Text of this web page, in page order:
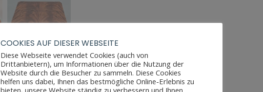
COOKIES AUF DIESER WEBSEITE
Diese Webseite verwendet Cookies (auch von
Drittanbietern), um Informationen über die Nutzung der
Website durch die Besucher zu sammeln. Diese Cookies
helfen uns dabei, Ihnen das bestmögliche Online-Erlebnis zu
bieten, unsere Website ständig zu verbessern und Ihnen